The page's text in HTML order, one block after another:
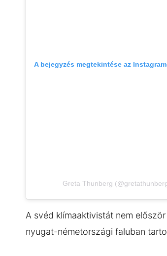
A bejegyzés megtekintése az
Greta Thunberg
A svéd klímaaktivistát nem
nyugat-németországi faluban